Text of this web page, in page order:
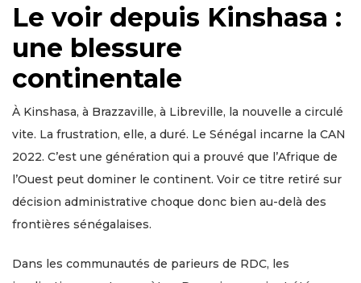
Le voir depuis Kinshasa :
une blessure
continentale
À Kinshasa, à Brazzaville, à Libreville, la nouvelle a circulé
vite. La frustration, elle, a duré. Le Sénégal incarne la CAN
2022. C’est une génération qui a prouvé que l’Afrique de
l’Ouest peut dominer le continent. Voir ce titre retiré sur
décision administrative choque donc bien au-delà des
frontières sénégalaises.
Dans les communautés de parieurs de RDC, les